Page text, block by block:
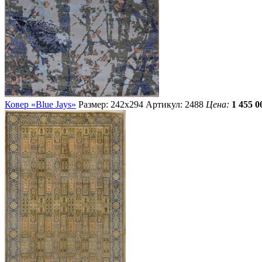
Ковер «Blue Jays» Размер: 242х294 Артикул: 2488 Цена: 1 455